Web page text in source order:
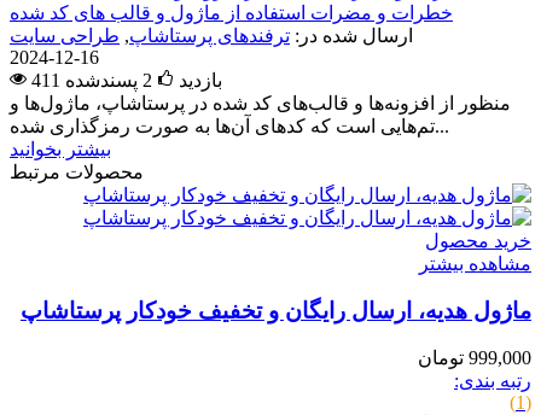
خطرات و مضرات استفاده از ماژول و قالب های کد شده
ارسال شده در: ترفندهای پرستاشاپ, طراحی سایت
2024-12-16
411 بازدید
2 پسندشده
منظور از افزونه‌ها و قالب‌های کد شده در پرستاشاپ، ماژول‌ها و
تم‌هایی است که کدهای آن‌ها به صورت رمزگذاری شده...
بیشتر بخوانید
محصولات مرتبط
خرید محصول
مشاهده بیشتر
ماژول هدیه، ارسال رایگان و تخفیف خودکار پرستاشاپ
999,000 تومان
رتبه بندی:
(1)